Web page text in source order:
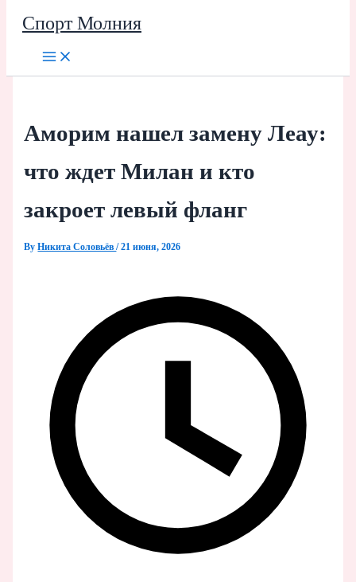
Спорт Молния
Аморим нашел замену Леау:
что ждет Милан и кто
закроет левый фланг
ByНикита Соловьёв/21 июня, 2026